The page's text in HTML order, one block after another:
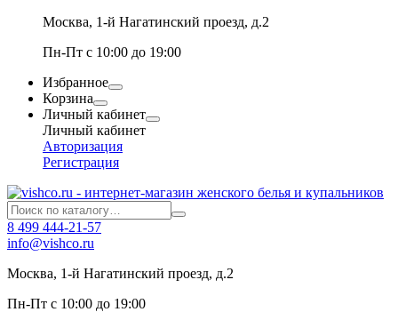
Москва, 1-й Нагатинский проезд, д.2
Пн-Пт с 10:00 до 19:00
Избранное
Корзина
Личный кабинет
Личный кабинет
Авторизация
Регистрация
8 499 444-21-57
info@vishco.ru
Москва, 1-й Нагатинский проезд, д.2
Пн-Пт с 10:00 до 19:00